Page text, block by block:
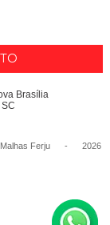
Brasília
Malhas Ferju - 2026